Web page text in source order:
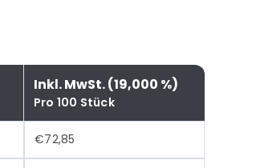
Inkl. MwSt. (19,000 %)
Pro 100 Stück
€72,85